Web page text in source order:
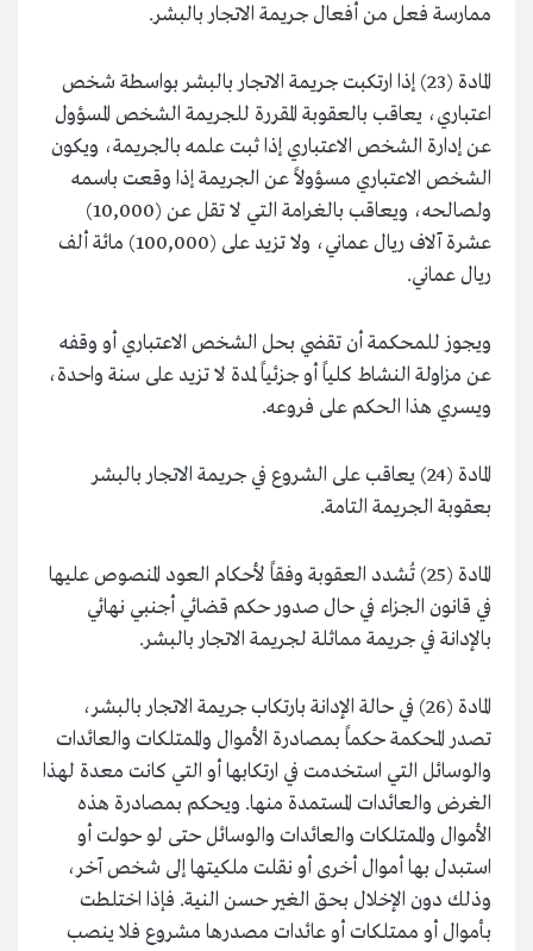
ممارسة فعل من أفعال جريمة الاتجار بالبشر.
المادة (23) إذا ارتكبت جريمة الاتجار بالبشر بواسطة شخص
اعتباري، يعاقب بالعقوبة المقررة للجريمة الشخص المسؤول
عن إدارة الشخص الاعتباري إذا ثبت علمه بالجريمة، ويكون
الشخص الاعتباري مسؤولاً عن الجريمة إذا وقعت باسمه
ولصالحه، ويعاقب بالغرامة التي لا تقل عن (10,000)
عشرة آلاف ريال عماني، ولا تزيد على (100,000) مائة ألف
ريال عماني.
ويجوز للمحكمة أن تقضي بحل الشخص الاعتباري أو وقفه
عن مزاولة النشاط كلياً أو جزئياً لمدة لا تزيد على سنة واحدة،
ويسري هذا الحكم على فروعه.
المادة (24) يعاقب على الشروع في جريمة الاتجار بالبشر
بعقوبة الجريمة التامة.
المادة (25) تُشدد العقوبة وفقاً لأحكام العود المنصوص عليها
في قانون الجزاء في حال صدور حكم قضائي أجنبي نهائي
بالإدانة في جريمة مماثلة لجريمة الاتجار بالبشر.
المادة (26) في حالة الإدانة بارتكاب جريمة الاتجار بالبشر،
تصدر المحكمة حكماً بمصادرة الأموال والممتلكات والعائدات
والوسائل التي استخدمت في ارتكابها أو التي كانت معدة لهذا
الغرض والعائدات المستمدة منها. ويحكم بمصادرة هذه
الأموال والممتلكات والعائدات والوسائل حتى لو حولت أو
استبدل بها أموال أخرى أو نقلت ملكيتها إلى شخص آخر،
وذلك دون الإخلال بحق الغير حسن النية. فإذا اختلطت
بأموال أو ممتلكات أو عائدات مصدرها مشروع فلا ينصب